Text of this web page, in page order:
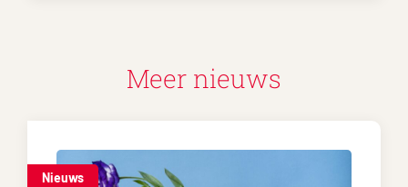
Meer nieuws
Nieuws